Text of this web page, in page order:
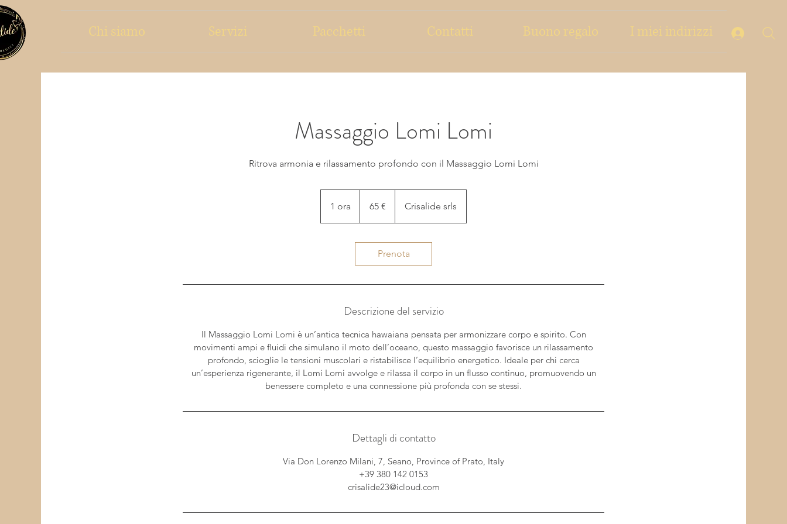
Chi siamo Servizi Pacchetti Contatti Buono regalo I miei indirizzi
Massaggio Lomi Lomi
Ritrova armonia e rilassamento profondo con il Massaggio Lomi Lomi
1 ora 65 € Crisalide srls
Prenota
Descrizione del servizio
Il Massaggio Lomi Lomi è un’antica tecnica hawaiana pensata per armonizzare corpo e spirito. Con
movimenti ampi e fluidi che simulano il moto dell’oceano, questo massaggio favorisce un rilassamento
profondo, scioglie le tensioni muscolari e ristabilisce l’equilibrio energetico. Ideale per chi cerca
un’esperienza rigenerante, il Lomi Lomi avvolge e rilassa il corpo in un flusso continuo, promuovendo un
benessere completo e una connessione più profonda con se stessi.
Dettagli di contatto
Via Don Lorenzo Milani, 7, Seano, Province of Prato, Italy
+39 380 142 0153
crisalide23@icloud.com